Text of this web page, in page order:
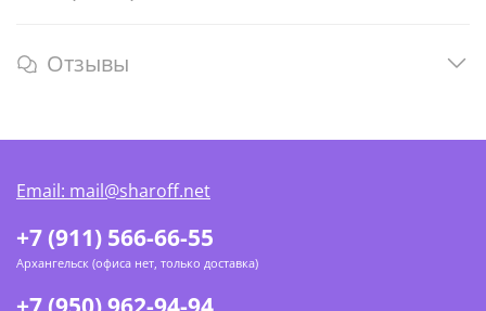
Отзывы
+7 (911) 566-66-55
Архангельск (офиса нет, только доставка)
Email: mail@sharoff.net